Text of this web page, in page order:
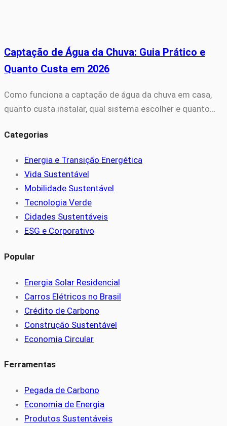
Captação de Água da Chuva: Guia Prático e
Quanto Custa em 2026
Como funciona a captação de água da chuva em casa,
quanto custa instalar, qual sistema escolher e quanto…
Categorias
Energia e Transição Energética
Vida Sustentável
Mobilidade Sustentável
Tecnologia Verde
Cidades Sustentáveis
ESG e Corporativo
Popular
Energia Solar Residencial
Carros Elétricos no Brasil
Crédito de Carbono
Construção Sustentável
Economia Circular
Ferramentas
Pegada de Carbono
Economia de Energia
Produtos Sustentáveis